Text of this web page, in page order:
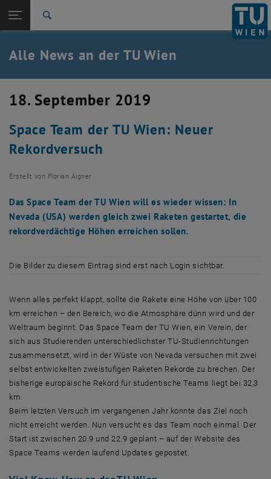
TU Login
Quicklinks
Quicklinks-Menü umschalten
Studium
Karriere
Zurück: Subseiten von TU Wien Startseite auflisten
Zurück zur letzten Ebene:
TU Wien Startseite
Übersicht
Alle News an der TU Wien
18. September 2019
Space Team der TU Wien: Neuer
Rekordversuch
Erstellt von Florian Aigner
Das Space Team der TU Wien will es wieder wissen: In
Nevada (USA) werden gleich zwei Raketen gestartet, die
rekordverdächtige Höhen erreichen sollen.
Die Bilder zu diesem Eintrag sind erst nach Login sichtbar.
Wenn alles perfekt klappt, sollte die Rakete eine Höhe von über 100
km erreichen – den Bereich, wo die Atmosphäre dünn wird und der
Weltraum beginnt. Das Space Team der TU Wien, ein Verein, der
sich aus Studierenden unterschiedlichster TU-Studienrichtungen
zusammensetzt, wird in der Wüste von Nevada versuchen mit zwei
selbst entwickelten zweistufigen Raketen Rekorde zu brechen. Der
bisherige europäische Rekord für studentische Teams liegt bei 32,3
km.
Beim letzten Versuch im vergangenen Jahr konnte das Ziel noch
nicht erreicht werden. Nun versucht es das Team noch einmal. Der
Start ist zwischen 20.9 und 22.9 geplant – auf der Website des
Space Teams werden laufend Updates gepostet.